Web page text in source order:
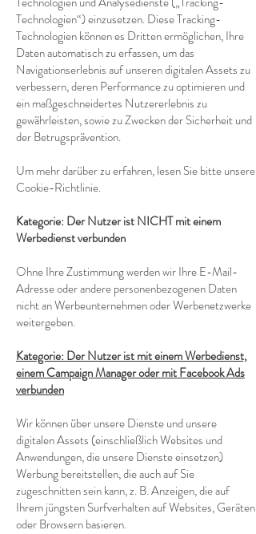
Technologien“) einzusetzen. Diese Tracking-
Technologien können es Dritten ermöglichen, Ihre
Daten automatisch zu erfassen, um das
Navigationserlebnis auf unseren digitalen Assets zu
verbessern, deren Performance zu optimieren und
ein maßgeschneidertes Nutzererlebnis zu
gewährleisten, sowie zu Zwecken der Sicherheit und
der Betrugsprävention.
Um mehr darüber zu erfahren, lesen Sie bitte unsere
Cookie-Richtlinie.
Kategorie: Der Nutzer ist NICHT mit einem
Werbedienst verbunden
Ohne Ihre Zustimmung werden wir Ihre E-Mail-
Adresse oder andere personenbezogenen Daten
nicht an Werbeunternehmen oder Werbenetzwerke
weitergeben.
Kategorie: Der Nutzer ist mit einem Werbedienst,
einem Campaign Manager oder mit Facebook Ads
verbunden
Wir können über unsere Dienste und unsere
digitalen Assets (einschließlich Websites und
Anwendungen, die unsere Dienste einsetzen)
Werbung bereitstellen, die auch auf Sie
zugeschnitten sein kann, z. B. Anzeigen, die auf
Ihrem jüngsten Surfverhalten auf Websites, Geräten
oder Browsern basieren.